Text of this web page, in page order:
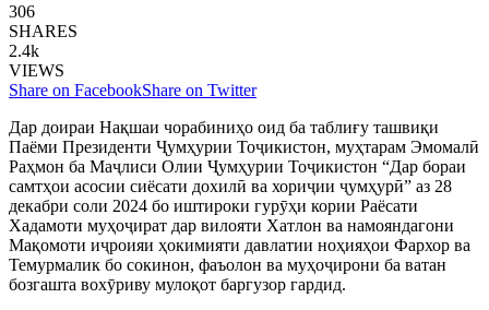
306
SHARES
2.4k
VIEWS
Share on FacebookShare on Twitter
Дар доираи Нақшаи чорабиниҳо оид ба таблиғу ташвиқи
Паёми Президенти Ҷумҳурии Тоҷикистон, муҳтарам Эмомалӣ
Раҳмон ба Маҷлиси Олии Ҷумҳурии Тоҷикистон “Дар бораи
самтҳои асосии сиёсати дохилӣ ва хориҷии ҷумҳурӣ” аз 28
декабри соли 2024 бо иштироки гурӯҳи кории Раёсати
Хадамоти муҳоҷират дар вилояти Хатлон ва намояндагони
Мақомоти иҷроияи ҳокимияти давлатии ноҳияҳои Фархор ва
Темурмалик бо сокинон, фаъолон ва муҳоҷирони ба ватан
бозгашта вохӯриву мулоқот баргузор гардид.